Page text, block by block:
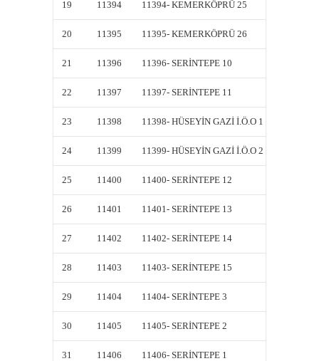
19 11394 11394- KEMERKÖPRÜ 25
20 11395 11395- KEMERKÖPRÜ 26
21 11396 11396- SERİNTEPE 10
22 11397 11397- SERİNTEPE 11
23 11398 11398- HÜSEYİN GAZİ İ.Ö.O 1
24 11399 11399- HÜSEYİN GAZİ İ.Ö.O 2
25 11400 11400- SERİNTEPE 12
26 11401 11401- SERİNTEPE 13
27 11402 11402- SERİNTEPE 14
28 11403 11403- SERİNTEPE 15
29 11404 11404- SERİNTEPE 3
30 11405 11405- SERİNTEPE 2
31 11406 11406- SERİNTEPE 1